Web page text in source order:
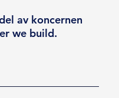
av koncernen
we build.